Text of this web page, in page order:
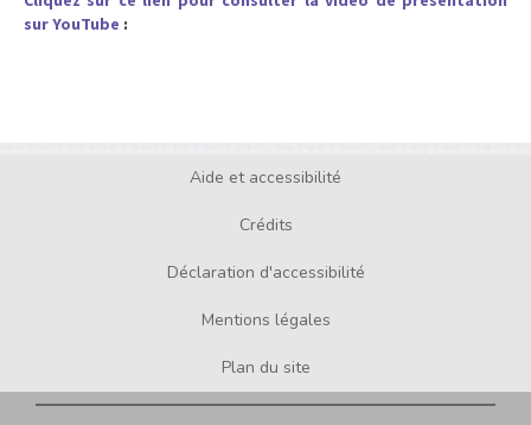
sur YouTube :
Aide et accessibilité
Crédits
Déclaration d'accessibilité
Mentions légales
Plan du site